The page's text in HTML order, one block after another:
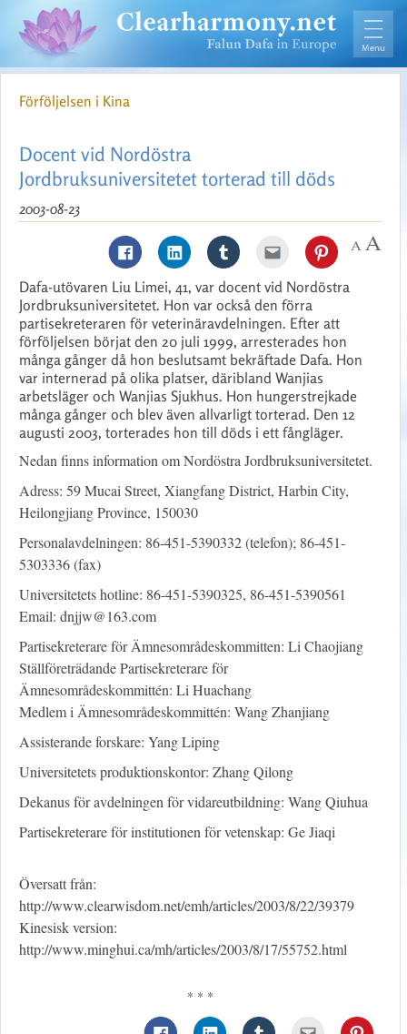
Förföljelsen i Kina
Docent vid Nordöstra
Jordbruksuniversitetet torterad till döds
2003-08-23
Dafa-utövaren Liu Limei, 41, var docent vid Nordöstra
Jordbruksuniversitetet. Hon var också den förra
partisekreteraren för veterinäravdelningen. Efter att
förföljelsen börjat den 20 juli 1999, arresterades hon
många gånger då hon beslutsamt bekräftade Dafa. Hon
var internerad på olika platser, däribland Wanjias
arbetsläger och Wanjias Sjukhus. Hon hungerstrejkade
många gånger och blev även allvarligt torterad. Den 12
augusti 2003, torterades hon till döds i ett fångläger.
Nedan finns information om Nordöstra Jordbruksuniversitetet.
Adress: 59 Mucai Street, Xiangfang District, Harbin City,
Heilongjiang Province, 150030
Personalavdelningen: 86-451-5390332 (telefon); 86-451-
5303336 (fax)
Universitetets hotline: 86-451-5390325, 86-451-5390561
Email: dnjjw@163.com
Partisekreterare för Ämnesområdeskommitten: Li Chaojiang
Ställföreträdande Partisekreterare för
Ämnesområdeskommittén: Li Huachang
Medlem i Ämnesområdeskommittén: Wang Zhanjiang
Assisterande forskare: Yang Liping
Universitetets produktionskontor: Zhang Qilong
Dekanus för avdelningen för vidareutbildning: Wang Qiuhua
Partisekreterare för institutionen för vetenskap: Ge Jiaqi
Översatt från:
http://www.clearwisdom.net/emh/articles/2003/8/22/39379
Kinesisk version:
http://www.minghui.ca/mh/articles/2003/8/17/55752.html
* * *